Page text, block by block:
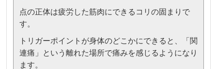
点の正体は疲労した筋肉にできるコリの固まりで
す。
トリガーポイントが身体のどこかにできると、「関
連痛」という離れた場所で痛みを感じるようになり
ます。